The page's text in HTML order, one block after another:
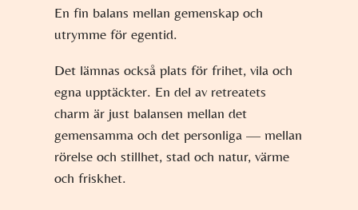
En fin balans mellan gemenskap och
utrymme för egentid.
Det lämnas också plats för frihet, vila och
egna upptäckter. En del av retreatets
charm är just balansen mellan det
gemensamma och det personliga — mellan
rörelse och stillhet, stad och natur, värme
och friskhet.